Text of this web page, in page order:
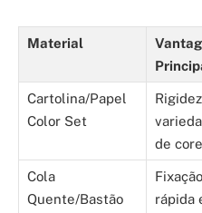
Material
Cartolina/Papel
Color Set
de
Cola
Quente/Bastão
Fixação
rápida